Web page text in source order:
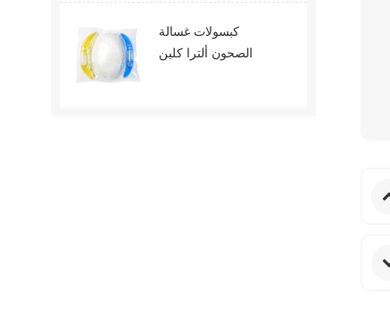
كبسولات غسالة
الصحون ألترا كلين